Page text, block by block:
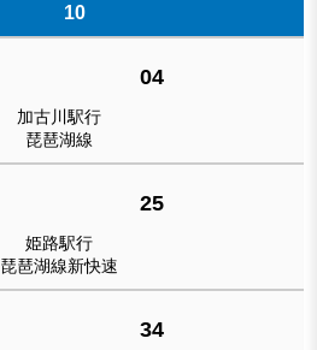
10
04
加古川駅行
琵琶湖線
25
姫路駅行
琵琶湖線新快速
34